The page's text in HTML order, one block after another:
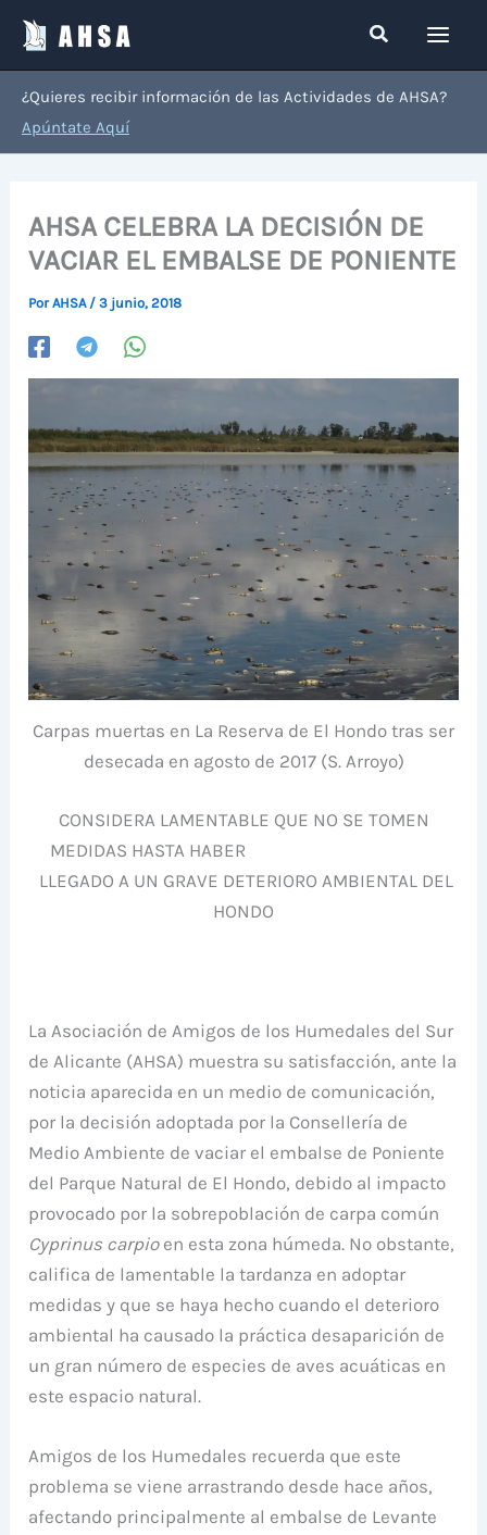
contenido
Buscar
¿Quieres recibir información de las Actividades de AHSA?
Apúntate Aquí
AHSA CELEBRA LA DECISIÓN DE
VACIAR EL EMBALSE DE PONIENTE
PorAHSA /3 junio, 2018
Carpas muertas en La Reserva de El Hondo tras ser
desecada en agosto de 2017 (S. Arroyo)
CONSIDERA LAMENTABLE QUE NO SE TOMEN
MEDIDAS HASTA HABER
LLEGADO A UN GRAVE DETERIORO AMBIENTAL DEL
HONDO
La Asociación de Amigos de los Humedales del Sur
de Alicante (AHSA) muestra su satisfacción, ante la
noticia aparecida en un medio de comunicación,
por la decisión adoptada por la Consellería de
Medio Ambiente de vaciar el embalse de Poniente
del Parque Natural de El Hondo, debido al impacto
provocado por la sobrepoblación de carpa común
Cyprinus carpio en esta zona húmeda. No obstante,
califica de lamentable la tardanza en adoptar
medidas y que se haya hecho cuando el deterioro
ambiental ha causado la práctica desaparición de
un gran número de especies de aves acuáticas en
este espacio natural.
Amigos de los Humedales recuerda que este
problema se viene arrastrando desde hace años,
afectando principalmente al embalse de Levante